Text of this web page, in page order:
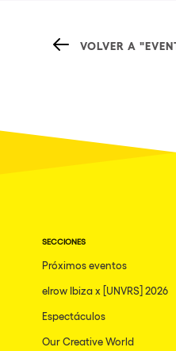
VOLVER A
SECCIONES
Próximos eventos
elrow Ibiza x [UNVRS] 2026
Espectáculos
Our Creative World